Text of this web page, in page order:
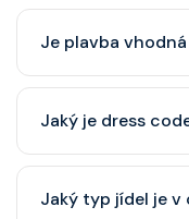
balíček), základní
Je plavba
cestovatele, ale
klub (od 3 let).
Jaký je dress
někdy "Evening
Jaký typ jídel je v